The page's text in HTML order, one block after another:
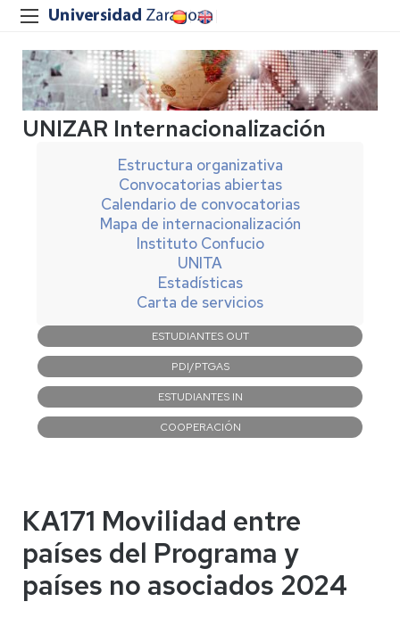
UNIZAR Internacionalización
Estructura organizativa
Convocatorias abiertas
Calendario de convocatorias
Mapa de internacionalización
Instituto Confucio
UNITA
Estadísticas
Carta de servicios
Navegación
principal
ESTUDIANTES OUT
PDI/PTGAS
ESTUDIANTES IN
COOPERACIÓN
KA171 Movilidad entre
países del Programa y
países no asociados 2024